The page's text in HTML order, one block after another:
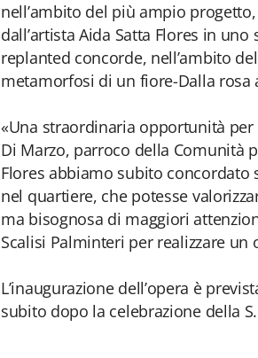
nell’ambito del più ampio
dall’artista Aida Satta Flores in
replanted concorde, nell’ambito
metamorfosi di un fiore-Dalla rosa
«Una straordinaria opportunità
Di Marzo, parroco della Comunità
Flores abbiamo subito concordato
nel quartiere, che potesse
ma bisognosa di maggiori
Scalisi Palminteri per realizzare un
L’inaugurazione dell’opera è
subito dopo la celebrazione della